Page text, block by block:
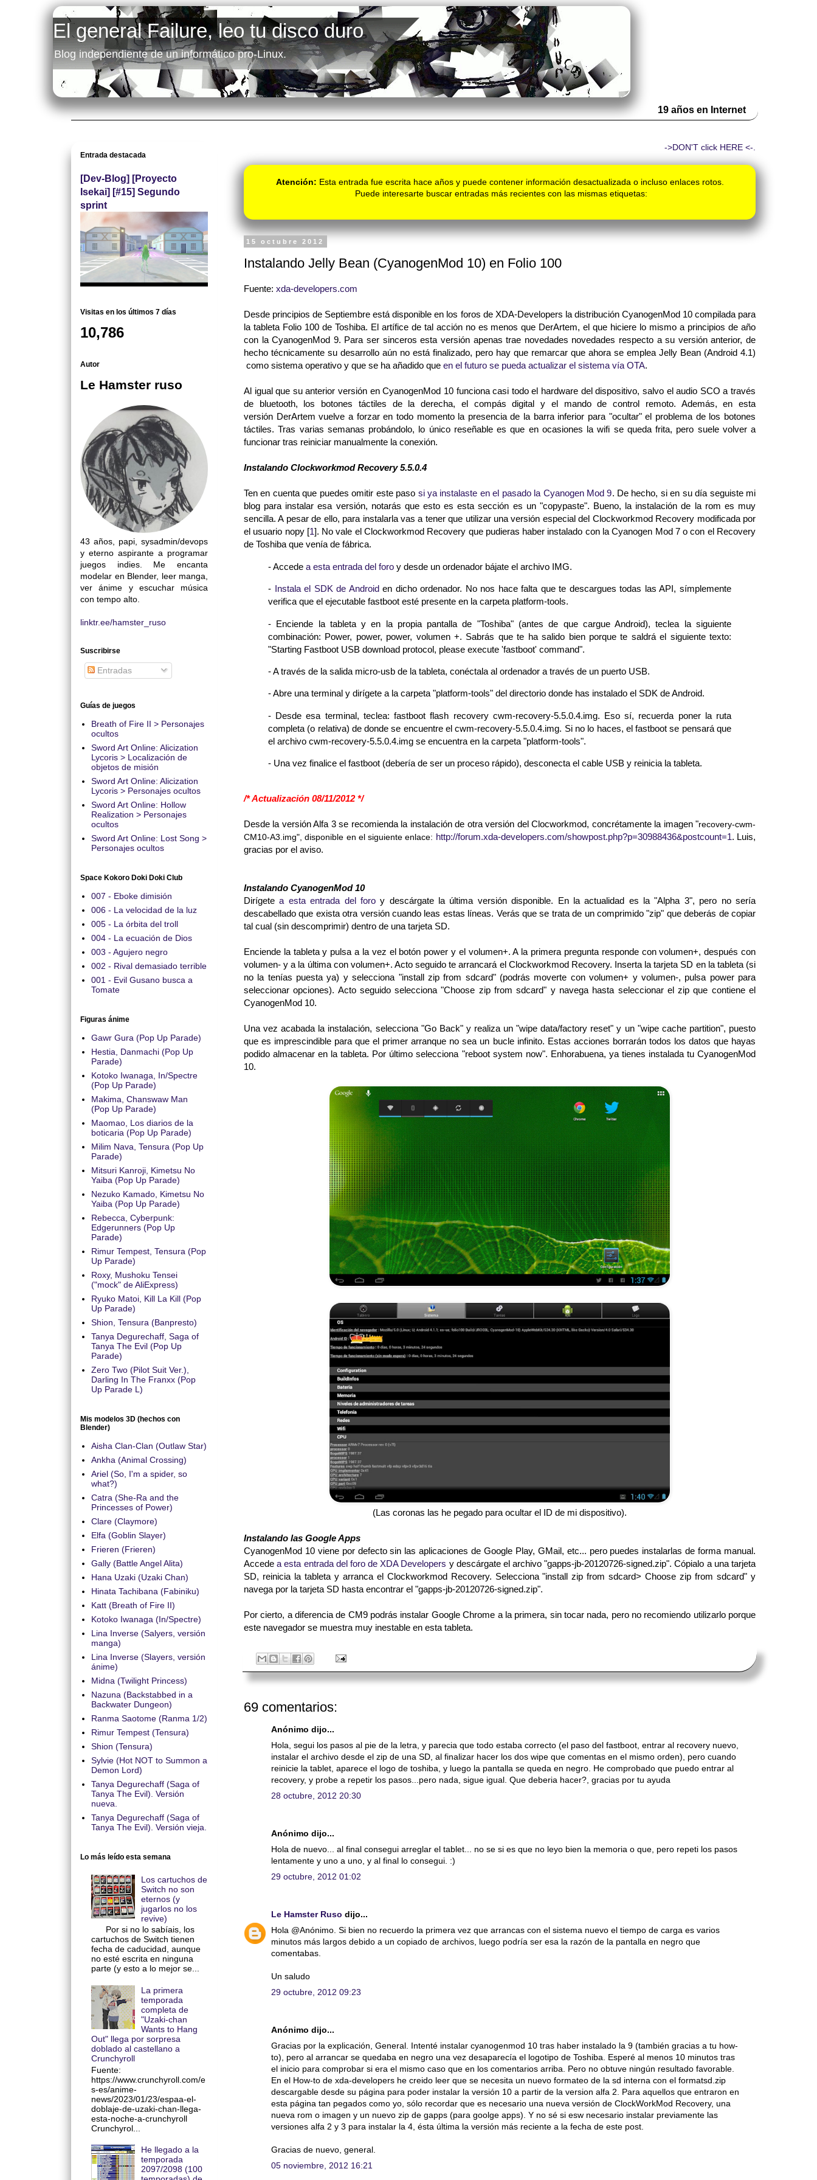
El general Failure, leo tu disco duro
Blog independiente de un informático pro-Linux.
19 años en Internet
->DON'T click HERE <-.
Atención: Esta entrada fue escrita hace años y puede contener información desactualizada o incluso enlaces rotos.
Puede interesarte buscar entradas más recientes con las mismas etiquetas:
15 octubre 2012
Instalando Jelly Bean (CyanogenMod 10) en Folio 100
Fuente: xda-developers.com
Desde principios de Septiembre está disponible en los foros de XDA-Developers la distribución CyanogenMod 10 compilada para
la tableta Folio 100 de Toshiba. El artífice de tal acción no es menos que DerArtem, el que hiciere lo mismo a principios de año
con la CyanogenMod 9. Para ser sinceros esta versión apenas trae novedades novedades respecto a su versión anterior, de
hecho técnicamente su desarrollo aún no está finalizado, pero hay que remarcar que ahora se emplea Jelly Bean (Android 4.1)
como sistema operativo y que se ha añadido que en el futuro se pueda actualizar el sistema vía OTA.
Al igual que su anterior versión en CyanogenMod 10 funciona casi todo el hardware del dispositivo, salvo el audio SCO a través
de bluetooth, los botones táctiles de la derecha, el compás digital y el mando de control remoto. Además, en esta
versión DerArtem vuelve a forzar en todo momento la presencia de la barra inferior para "ocultar" el problema de los botones
táctiles. Tras varias semanas probándolo, lo único reseñable es que en ocasiones la wifi se queda frita, pero suele volver a
funcionar tras reiniciar manualmente la conexión.
Instalando Clockworkmod Recovery 5.5.0.4
Ten en cuenta que puedes omitir este paso si ya instalaste en el pasado la Cyanogen Mod 9. De hecho, si en su día seguiste mi
blog para instalar esa versión, notarás que esto es esta sección es un "copypaste". Bueno, la instalación de la rom es muy
sencilla. A pesar de ello, para instalarla vas a tener que utilizar una versión especial del Clockworkmod Recovery modificada por
el usuario nopy [1]. No vale el Clockworkmod Recovery que pudieras haber instalado con la Cyanogen Mod 7 o con el Recovery
de Toshiba que venía de fábrica.
- Accede a esta entrada del foro y desde un ordenador bájate el archivo IMG.
- Instala el SDK de Androiden dicho ordenador. No nos hace falta que te descargues todas las API, símplemente
verifica que el ejecutable fastboot esté presente en la carpeta platform-tools.
- Enciende la tableta y en la propia pantalla de "Toshiba" (antes de que cargue Android), teclea la siguiente
combinación: Power, power, power, volumen +. Sabrás que te ha salido bien porque te saldrá el siguiente texto:
"Starting Fastboot USB download protocol, please execute 'fastboot' command".
- A través de la salida micro-usb de la tableta, conéctala al ordenador a través de un puerto USB.
- Abre una terminal y dirígete a la carpeta "platform-tools" del directorio donde has instalado el SDK de Android.
- Desde esa terminal, teclea: fastboot flash recovery cwm-recovery-5.5.0.4.img. Eso sí, recuerda poner la ruta
completa (o relativa) de donde se encuentre el cwm-recovery-5.5.0.4.img. Si no lo haces, el fastboot se pensará que
el archivo cwm-recovery-5.5.0.4.img se encuentra en la carpeta "platform-tools".
- Una vez finalice el fastboot (debería de ser un proceso rápido), desconecta el cable USB y reinicia la tableta.
/* Actualización 08/11/2012 */
Desde la versión Alfa 3 se recomienda la instalación de otra versión del Clocworkmod, concrétamente la imagen "recovery-cwm-
CM10-A3.img", disponible en el siguiente enlace: http://forum.xda-developers.com/showpost.php?p=30988436&postcount=1. Luis,
gracias por el aviso.
Instalando CyanogenMod 10
Dirígetea esta entrada del foroy descárgate la última versión disponible. En la actualidad es la "Alpha 3", pero no sería
descabellado que exista otra versión cuando leas estas líneas. Verás que se trata de un comprimido "zip" que deberás de copiar
tal cual (sin descomprimir) dentro de una tarjeta SD.
Enciende la tableta y pulsa a la vez el botón power y el volumen+. A la primera pregunta responde con volumen+, después con
volumen- y a la última con volumen+. Acto seguido te arrancará el Clockworkmod Recovery. Inserta la tarjeta SD en la tableta (si
no la tenías puesta ya) y selecciona "install zip from sdcard" (podrás moverte con volumen+ y volumen-, pulsa power para
seleccionar opciones). Acto seguido selecciona "Choose zip from sdcard" y navega hasta seleccionar el zip que contiene el
CyanogenMod 10.
Una vez acabada la instalación, selecciona "Go Back" y realiza un "wipe data/factory reset" y un "wipe cache partition", puesto
que es imprescindible para que el primer arranque no sea un bucle infinito. Estas acciones borrarán todos los datos que hayas
podido almacenar en la tableta. Por último selecciona "reboot system now". Enhorabuena, ya tienes instalada tu CyanogenMod
10.
(Las coronas las he pegado para ocultar el ID de mi dispositivo).
Instalando las Google Apps
CyanogenMod 10 viene por defecto sin las aplicaciones de Google Play, GMail, etc... pero puedes instalarlas de forma manual.
Accedea esta entrada del foro de XDA Developers y descárgate el archivo "gapps-jb-20120726-signed.zip". Cópialo a una tarjeta
SD, reinicia la tableta y arranca el Clockworkmod Recovery. Selecciona "install zip from sdcard> Choose zip from sdcard" y
navega por la tarjeta SD hasta encontrar el "gapps-jb-20120726-signed.zip".
Por cierto, a diferencia de CM9 podrás instalar Google Chrome a la primera, sin tocar nada, pero no recomiendo utilizarlo porque
este navegador se muestra muy inestable en esta tableta.
69 comentarios:
Anónimo dijo...
Hola, segui los pasos al pie de la letra, y parecia que todo estaba correcto (el paso del fastboot, entrar al recovery nuevo,
instalar el archivo desde el zip de una SD, al finalizar hacer los dos wipe que comentas en el mismo orden), pero cuando
reinicie la tablet, aparece el logo de toshiba, y luego la pantalla se queda en negro. He comprobado que puedo entrar al
recovery, y probe a repetir los pasos...pero nada, sigue igual. Que deberia hacer?, gracias por tu ayuda
28 octubre, 2012 20:30
Anónimo dijo...
Hola de nuevo... al final consegui arreglar el tablet... no se si es que no leyo bien la memoria o que, pero repeti los pasos
lentamente y uno a uno, y al final lo consegui. :)
29 octubre, 2012 01:02
Le Hamster Ruso dijo...
Hola @Anónimo. Si bien no recuerdo la primera vez que arrancas con el sistema nuevo el tiempo de carga es varios
minutos más largos debido a un copiado de archivos, luego podría ser esa la razón de la pantalla en negro que
comentabas.
Un saludo
29 octubre, 2012 09:23
Anónimo dijo...
Gracias por la explicación, General. Intenté instalar cyanogenmod 10 tras haber instalado la 9 (también gracias a tu how-
to), pero al arrancar se quedaba en negro una vez desaparecía el logotipo de Toshiba. Esperé al menos 10 minutos tras
el inicio para comprobar si era el mismo caso que en los comentarios arriba. Pero no obtuve ningún resultado favorable.
En el How-to de xda-developers he creido leer que se necesita un nuevo formateo de la sd interna con el formatsd.zip
descargable desde su página para poder instalar la versión 10 a partir de la version alfa 2. Para aquellos que entraron en
esta página tan pegados como yo, sólo recordar que es necesario una nueva versión de ClockWorkMod Recovery, una
nueva rom o imagen y un nuevo zip de gapps (para goolge apps). Y no sé si esw necesario instalar previamente las
versiones alfa 2 y 3 para instalar la 4, ésta última la versión más reciente a la fecha de este post.
Gracias de nuevo, general.
05 noviembre, 2012 16:21
Entrada destacada
[Dev-Blog] [Proyecto
Isekai] [#15] Segundo
sprint
Visitas en los últimos 7 días
10,786
Autor
Le Hamster ruso
43 años, papi, sysadmin/devops
y eterno aspirante a programar
juegos indies. Me encanta
modelar en Blender, leer manga,
ver ánime y escuchar música
con tempo alto.
linktr.ee/hamster_ruso
Suscribirse
Entradas
Guías de juegos
Breath of Fire II > Personajes
ocultos
Sword Art Online: Alicization
Lycoris > Localización de
objetos de misión
Sword Art Online: Alicization
Lycoris > Personajes ocultos
Sword Art Online: Hollow
Realization > Personajes
ocultos
Sword Art Online: Lost Song >
Personajes ocultos
Space Kokoro Doki Doki Club
007 - Eboke dimisión
006 - La velocidad de la luz
005 - La órbita del troll
004 - La ecuación de Dios
003 - Agujero negro
002 - Rival demasiado terrible
001 - Evil Gusano busca a
Tomate
Figuras ánime
Gawr Gura (Pop Up Parade)
Hestia, Danmachi (Pop Up
Parade)
Kotoko Iwanaga, In/Spectre
(Pop Up Parade)
Makima, Chanswaw Man
(Pop Up Parade)
Maomao, Los diarios de la
boticaria (Pop Up Parade)
Milim Nava, Tensura (Pop Up
Parade)
Mitsuri Kanroji, Kimetsu No
Yaiba (Pop Up Parade)
Nezuko Kamado, Kimetsu No
Yaiba (Pop Up Parade)
Rebecca, Cyberpunk:
Edgerunners (Pop Up
Parade)
Rimur Tempest, Tensura (Pop
Up Parade)
Roxy, Mushoku Tensei
("mock" de AliExpress)
Ryuko Matoi, Kill La Kill (Pop
Up Parade)
Shion, Tensura (Banpresto)
Tanya Degurechaff, Saga of
Tanya The Evil (Pop Up
Parade)
Zero Two (Pilot Suit Ver.),
Darling In The Franxx (Pop
Up Parade L)
Mis modelos 3D (hechos con
Blender)
Aisha Clan-Clan (Outlaw Star)
Ankha (Animal Crossing)
Ariel (So, I'm a spider, so
what?)
Catra (She-Ra and the
Princesses of Power)
Clare (Claymore)
Elfa (Goblin Slayer)
Frieren (Frieren)
Gally (Battle Angel Alita)
Hana Uzaki (Uzaki Chan)
Hinata Tachibana (Fabiniku)
Katt (Breath of Fire II)
Kotoko Iwanaga (In/Spectre)
Lina Inverse (Salyers, versión
manga)
Lina Inverse (Slayers, versión
ánime)
Midna (Twilight Princess)
Nazuna (Backstabbed in a
Backwater Dungeon)
Ranma Saotome (Ranma 1/2)
Rimur Tempest (Tensura)
Shion (Tensura)
Sylvie (Hot NOT to Summon a
Demon Lord)
Tanya Degurechaff (Saga of
Tanya The Evil). Versión
nueva.
Tanya Degurechaff (Saga of
Tanya The Evil). Versión vieja.
Lo más leído esta semana
Los cartuchos de
Switch no son
eternos (y
jugarlos no los
revive)
Por si no lo sabíais, los
cartuchos de Switch tienen
fecha de caducidad, aunque
no esté escrita en ninguna
parte (y esto a lo mejor se...
La primera
temporada
completa de
"Uzaki-chan
Wants to Hang
Out" llega por sorpresa
doblado al castellano a
Crunchyroll
Fuente:
https://www.crunchyroll.com/e
s-es/anime-
news/2023/01/23/espaa-el-
doblaje-de-uzaki-chan-llega-
esta-noche-a-crunchyroll
Crunchyrol...
He llegado a la
temporada
2097/2098 (100